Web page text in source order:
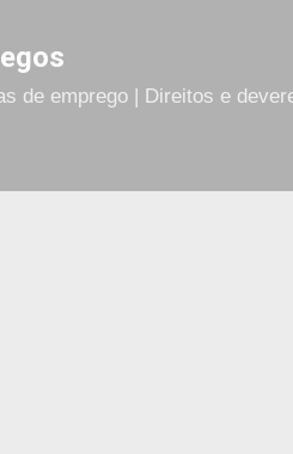
de emprego | Direitos e